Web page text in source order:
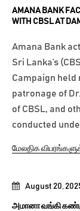
August 20,
அமானா வங்கி
AMANA BANK
WITH CBSL AT
Amana Bank
Sri Lanka’s
Campaign held
patronage of
of CBSL, and
conducted
மேலதிக